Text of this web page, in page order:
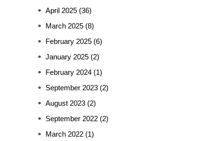
April 2025 (36)
March 2025 (8)
February 2025 (6)
January 2025 (2)
February 2024 (1)
September 2023 (2)
August 2023 (2)
September 2022 (2)
March 2022 (1)